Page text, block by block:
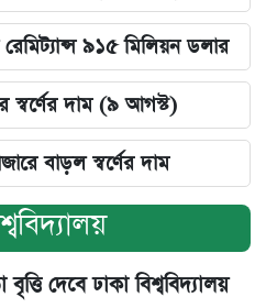
৯১৫ মিলিয়ন ডলার
দাম (৯ আগস্ট)
বাড়ল স্বর্ণের দাম
বৃত্তি দেবে ঢাকা বিশ্ববিদ্যালয়